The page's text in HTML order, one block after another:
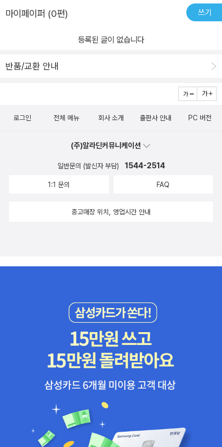
마이페이퍼 (0편) 쓰기
등록된 글이 없습니다
반품/교환 안내
로그인 전체 메뉴 회사 소개 출판사 안내 PC 버전
(주)알라딘커뮤니케이션
일반문의 (발신자 부담) 1544-2514
1:1 문의 FAQ
중고매장 위치, 영업시간 안내